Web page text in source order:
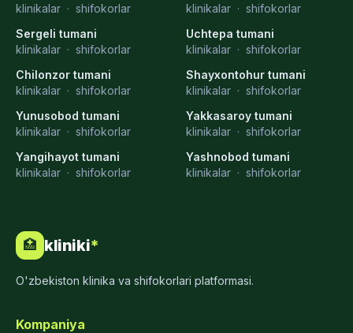
klinikalar · shifokorlar
klinikalar · shifokorlar
Sergeli tumani
klinikalar · shifokorlar
Uchtepa tumani
klinikalar · shifokorlar
Chilonzor tumani
klinikalar · shifokorlar
Shayxontohur tumani
klinikalar · shifokorlar
Yunusobod tumani
klinikalar · shifokorlar
Yakkasaroy tumani
klinikalar · shifokorlar
Yangihayot tumani
klinikalar · shifokorlar
Yashnobod tumani
klinikalar · shifokorlar
🏥 kliniki*
O'zbekiston klinika va shifokorlari platformasi.
Kompaniya